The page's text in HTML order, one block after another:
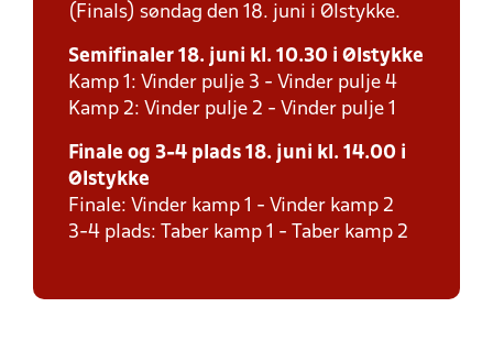
(Finals) søndag den 18. juni i Ølstykke.
Semifinaler 18. juni kl. 10.30 i Ølstykke
Kamp 1: Vinder pulje 3 - Vinder pulje 4
Kamp 2: Vinder pulje 2 - Vinder pulje 1
Finale og 3-4 plads 18. juni kl. 14.00 i
Ølstykke
Finale: Vinder kamp 1 - Vinder kamp 2
3-4 plads: Taber kamp 1 - Taber kamp 2